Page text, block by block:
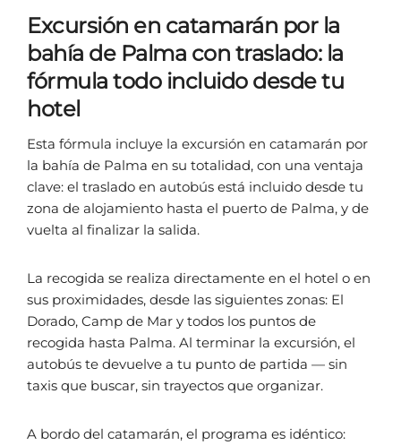
Excursión en catamarán por la
bahía de Palma con traslado: la
fórmula todo incluido desde tu
hotel
Esta fórmula incluye la excursión en catamarán por
la bahía de Palma en su totalidad, con una ventaja
clave: el traslado en autobús está incluido desde tu
zona de alojamiento hasta el puerto de Palma, y de
vuelta al finalizar la salida.
La recogida se realiza directamente en el hotel o en
sus proximidades, desde las siguientes zonas: El
Dorado, Camp de Mar y todos los puntos de
recogida hasta Palma. Al terminar la excursión, el
autobús te devuelve a tu punto de partida — sin
taxis que buscar, sin trayectos que organizar.
A bordo del catamarán, el programa es idéntico: